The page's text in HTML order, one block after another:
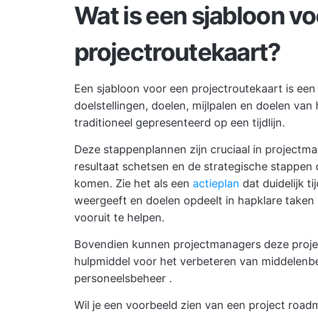
Wat is een sjabloon
projectroutekaart?
Een sjabloon voor een projectroutekaart is
doelstellingen, doelen, mijlpalen en doelen van
traditioneel gepresenteerd op een tijdlijn.
Deze stappenplannen zijn cruciaal in
resultaat schetsen en de strategische
komen. Zie het als een actieplan dat duidelijk
weergeeft en doelen opdeelt in hapklare
vooruit te helpen.
Bovendien kunnen projectmanagers deze
hulpmiddel voor het verbeteren van
personeelsbeheer .
Wil je een voorbeeld zien van een project